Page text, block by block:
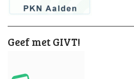
Geef met GIVT!